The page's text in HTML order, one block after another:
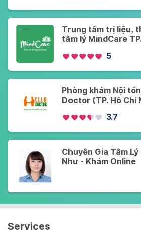
Trung tâm trị liệu,
tâm lý MindCare
5
Phòng khám Nội
Doctor (TP. Hồ Chí
3.7
Chuyên Gia Tâm
Như - Khám Online
Services